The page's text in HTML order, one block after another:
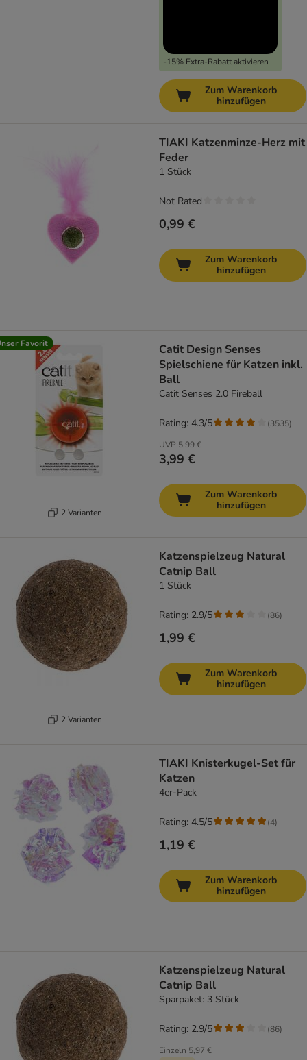
-15% Extra-Rabatt aktivieren
Zum Warenkorb
hinzufügen
TIAKI Katzenminze-Herz mit
Feder
1 Stück
0,99 €
Not Rated
Zum Warenkorb
hinzufügen
Favorit
2 Varianten
Catit Design Senses
Spielschiene für Katzen inkl.
Ball
Catit Senses 2.0 Fireball
UVP 5,99 €
3,99 €
Rating: 4.3/5 (3535)
Zum Warenkorb
hinzufügen
2 Varianten
Katzenspielzeug Natural
Catnip Ball
1 Stück
1,99 €
Rating: 2.9/5 (86)
Zum Warenkorb
hinzufügen
TIAKI Knisterkugel-Set für
Katzen
4er-Pack
1,19 €
Rating: 4.5/5 (4)
Zum Warenkorb
hinzufügen
Katzenspielzeug Natural
Catnip Ball
Sparpaket: 3 Stück
Einzeln 5,97 €
Rating: 2.9/5 (86)